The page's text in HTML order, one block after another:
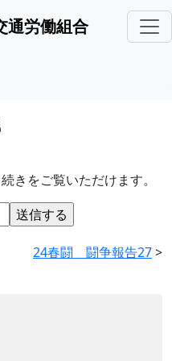
通労働組合
きをご覧いただけます。
24春闘 闘争報告27>